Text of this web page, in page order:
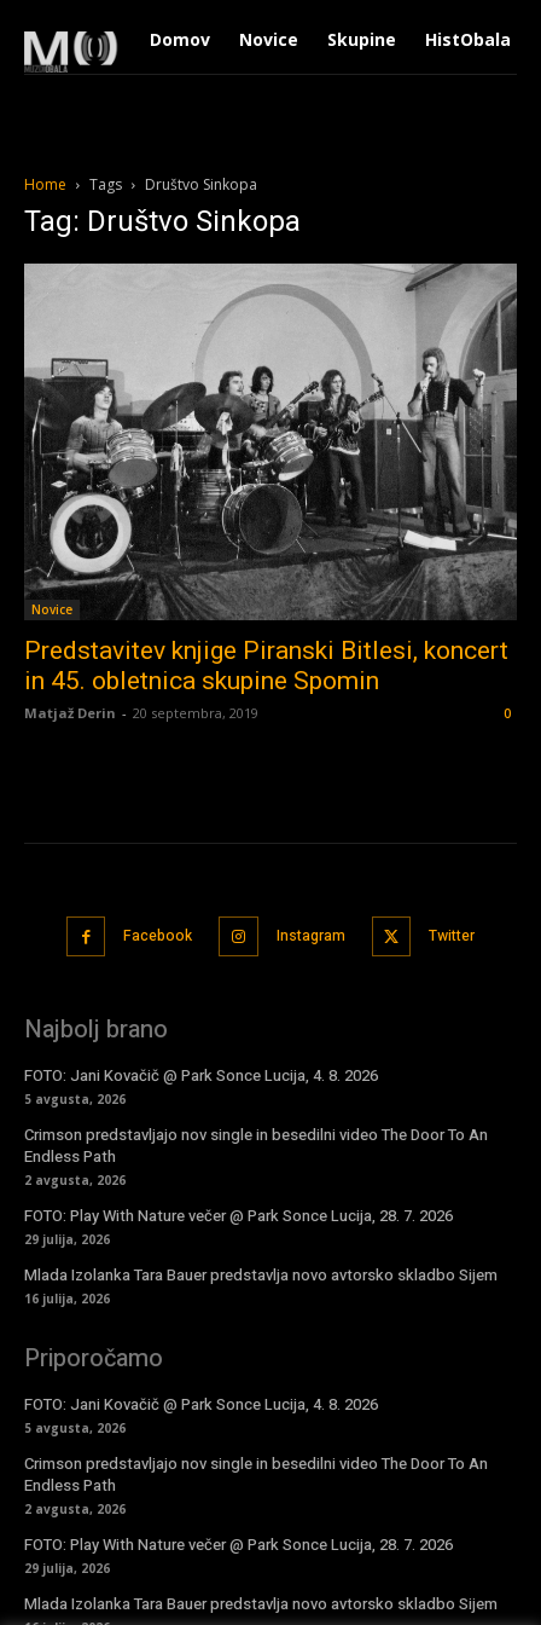
Domov Novice Skupine HistObala
Home Tags Društvo Sinkopa
Tag: Društvo Sinkopa
Novice
Predstavitev knjige Piranski Bitlesi, koncert
in 45. obletnica skupine Spomin
Matjaž Derin - 20 septembra, 2019 0
Facebook Instagram Twitter
Najbolj brano
FOTO: Jani Kovačič @ Park Sonce Lucija, 4. 8. 2026
5 avgusta, 2026
Crimson predstavljajo nov single in besedilni video The Door To An
Endless Path
2 avgusta, 2026
FOTO: Play With Nature večer @ Park Sonce Lucija, 28. 7. 2026
29 julija, 2026
Mlada Izolanka Tara Bauer predstavlja novo avtorsko skladbo Sijem
16 julija, 2026
Priporočamo
FOTO: Jani Kovačič @ Park Sonce Lucija, 4. 8. 2026
5 avgusta, 2026
Crimson predstavljajo nov single in besedilni video The Door To An
Endless Path
2 avgusta, 2026
FOTO: Play With Nature večer @ Park Sonce Lucija, 28. 7. 2026
29 julija, 2026
Mlada Izolanka Tara Bauer predstavlja novo avtorsko skladbo Sijem